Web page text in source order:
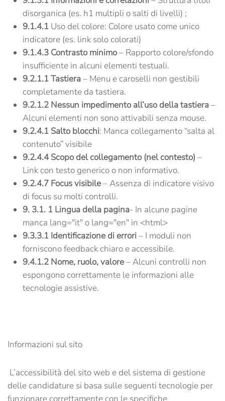
disorganica (es. h1 multipli o salti di livelli) ;
9.1.4.1 Uso del colore: Colore usato come unico
indicatore (es. link solo colorati)
9.1.4.3 Contrasto minimo– Rapporto colore/sfondo
insufficiente in alcuni elementi testuali.
9.2.1.1 Tastiera– Menu e caroselli non gestibili
completamente da tastiera.
9.2.1.2 Nessun impedimento all’uso della tastiera–
Alcuni elementi non sono attivabili senza mouse.
9.2.4.1 Salto blocchi: Manca collegamento “salta al
contenuto” visibile
9.2.4.4 Scopo del collegamento (nel contesto) –
Link con testo generico o non informativo.
9.2.4.7 Focus visibile– Assenza di indicatore visivo
di focus su molti controlli.
9. 3.1. 1 Lingua della pagina- In alcune pagine
manca lang="it" o lang="en" in <html>
9.3.3.1 Identificazione di errori– I moduli non
forniscono feedback chiaro e accessibile.
9.4.1.2 Nome, ruolo, valore– Alcuni controlli non
espongono correttamente le informazioni alle
tecnologie assistive.
Informazioni sul sito
L’accessibilità del sito web e del sistema di gestione
delle candidature si basa sulle seguenti tecnologie per